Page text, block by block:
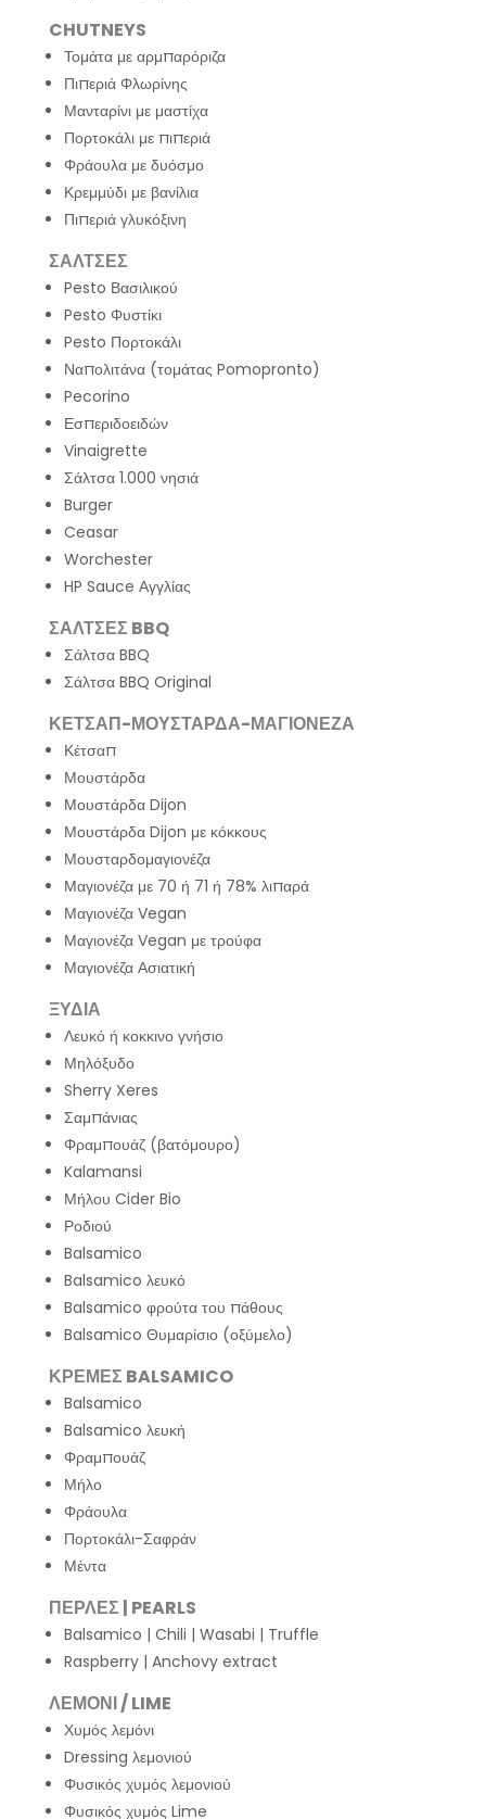
CHUTNEYS
Τομάτα με αρμπαρόριζα
Πιπεριά Φλωρίνης
Μανταρίνι με μαστίχα
Πορτοκάλι με πιπεριά
Φράουλα με δυόσμο
Κρεμμύδι με βανίλια
Πιπεριά γλυκόξινη
ΣΑΛΤΣΕΣ
Pesto Βασιλικού
Pesto Φυστίκι
Pesto Πορτοκάλι
Ναπολιτάνα (τομάτας Pomopronto)
Pecorino
Εσπεριδοειδών
Vinaigrette
Σάλτσα 1.000 νησιά
Burger
Ceasar
Worchester
HP Sauce Αγγλίας
ΣΑΛΤΣΕΣ BBQ
Σάλτσα BBQ
Σάλτσα BBQ Original
ΚΕΤΣΑΠ-ΜΟΥΣΤΑΡΔΑ-ΜΑΓΙΟΝΕΖΑ
Κέτσαπ
Μουστάρδα
Μουστάρδα Dijon
Μουστάρδα Dijon με κόκκους
Μουσταρδομαγιονέζα
Μαγιονέζα με 70 ή 71 ή 78% λιπαρά
Μαγιονέζα Vegan
Μαγιονέζα Vegan με τρούφα
Μαγιονέζα Ασιατική
ΞΥΔΙΑ
Λευκό ή κοκκινο γνήσιο
Μηλόξυδο
Sherry Xeres
Σαμπάνιας
Φραμπουάζ (βατόμουρο)
Kalamansi
Μήλου Cider Bio
Ροδιού
Balsamico
Balsamico λευκό
Balsamico φρούτα του πάθους
Balsamico Θυμαρίσιο (οξύμελο)
ΚΡΕΜΕΣ BALSAMICO
Balsamico
Balsamico λευκή
Φραμπουάζ
Μήλο
Φράουλα
Πορτοκάλι-Σαφράν
Μέντα
ΠΕΡΛΕΣ | PEARLS
Balsamico | Chili | Wasabi | Truffle
Raspberry | Anchovy extract
ΛΕΜΟΝΙ / LIME
Χυμός λεμόνι
Dressing λεμονιού
Φυσικός χυμός λεμονιού
Φυσικός χυμός Lime